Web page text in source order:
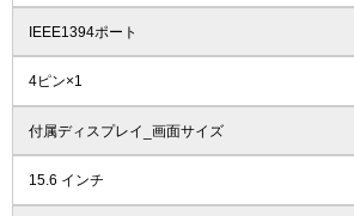
IEEE1394ポート
4ピン×1
付属ディスプレイ_画面サイズ
15.6 インチ